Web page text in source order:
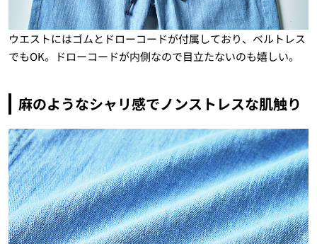
ウエストにはゴムとドローコードが付属しており、ベルトレス
でもOK。ドローコードが内側なので目立たないのも嬉しい。
麻のようなシャリ感でノンストレスな肌触り